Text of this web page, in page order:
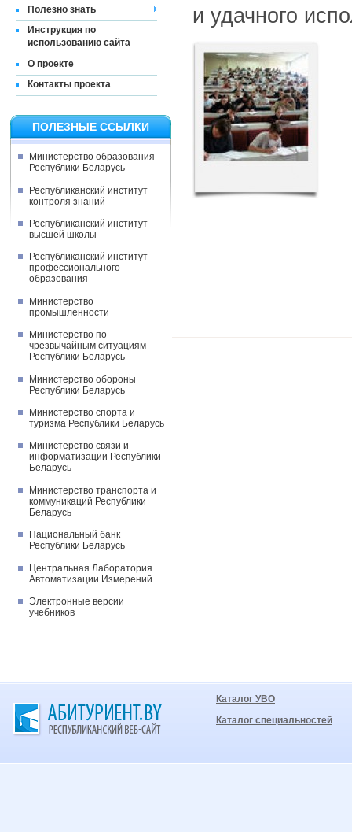
Полезно знать
Инструкция по
использованию сайта
О проекте
Контакты проекта
ПОЛЕЗНЫЕ ССЫЛКИ
Министерство образования
Республики Беларусь
Республиканский институт
контроля знаний
Республиканский институт
высшей школы
Республиканский институт
профессионального
образования
Министерство
промышленности
Министерство по
чрезвычайным ситуациям
Республики Беларусь
Министерство обороны
Республики Беларусь
Министерство спорта и
туризма Республики Беларусь
Министерство связи и
информатизации Республики
Беларусь
Министерство транспорта и
коммуникаций Республики
Беларусь
Национальный банк
Республики Беларусь
Центральная Лаборатория
Автоматизации Измерений
Электронные версии
учебников
и удачного
Каталог УВО
Каталог специальностей